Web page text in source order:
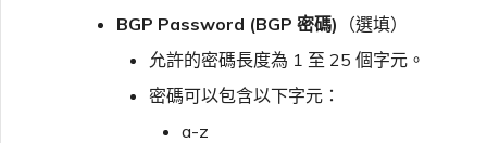
BGP Password (BGP 密碼) （選填）
允許的密碼長度為 1 至 25 個字元。
密碼可以包含以下字元：
a-z